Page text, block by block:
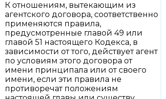
К отношениям, вытекающим из
агентского договора, соответственно
применяются правила,
предусмотренные главой 49 или
главой 51 настоящего Кодекса, в
зависимости от того, действует агент
по условиям этого договора от
имени принципала или от своего
имени, если эти правила не
противоречат положениям